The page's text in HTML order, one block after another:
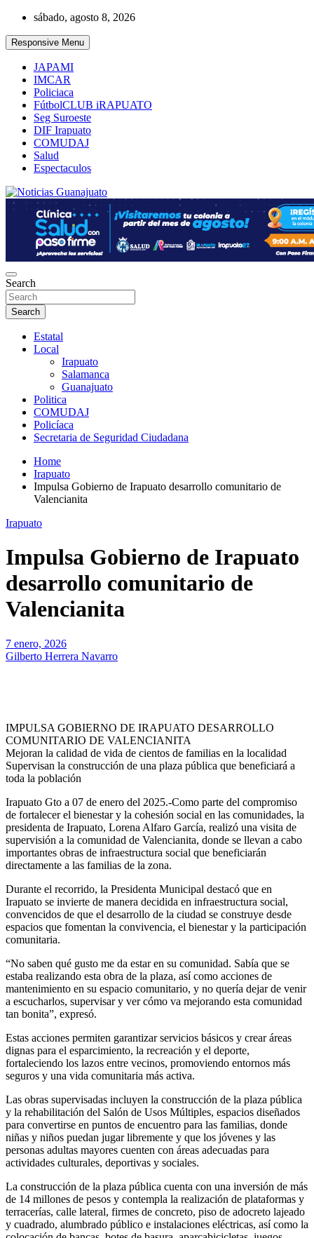
Skip
content
sábado, agosto 8, 2026
Responsive Menu
JAPAMI
IMCAR
Policiaca
FútbolCLUB iRAPUATO
Seg Suroeste
DIF Irapuato
COMUDAJ
Salud
Espectaculos
Noticias Guanajuato
Search
Search
Estatal
Local
Irapuato
Salamanca
Guanajuato
Politica
COMUDAJ
Policíaca
Secretaria de Seguridad Ciudadana
Home
Irapuato
Impulsa Gobierno de Irapuato desarrollo comunitario de
Valencianita
Irapuato
Impulsa Gobierno de Irapuato
desarrollo comunitario de
Valencianita
7 enero, 2026
Gilberto Herrera Navarro
IMPULSA GOBIERNO DE IRAPUATO DESARROLLO
COMUNITARIO DE VALENCIANITA
Mejoran la calidad de vida de cientos de familias en la localidad
Supervisan la construcción de una plaza pública que beneficiará a
toda la población
Irapuato Gto a 07 de enero del 2025.-Como parte del compromiso
de fortalecer el bienestar y la cohesión social en las comunidades, la
presidenta de Irapuato, Lorena Alfaro García, realizó una visita de
supervisión a la comunidad de Valencianita, donde se llevan a cabo
importantes obras de infraestructura social que beneficiarán
directamente a las familias de la zona.
Durante el recorrido, la Presidenta Municipal destacó que en
Irapuato se invierte de manera decidida en infraestructura social,
convencidos de que el desarrollo de la ciudad se construye desde
espacios que fomentan la convivencia, el bienestar y la participación
comunitaria.
“No saben qué gusto me da estar en su comunidad. Sabía que se
estaba realizando esta obra de la plaza, así como acciones de
mantenimiento en su espacio comunitario, y no quería dejar de venir
a escucharlos, supervisar y ver cómo va mejorando esta comunidad
tan bonita”, expresó.
Estas acciones permiten garantizar servicios básicos y crear áreas
dignas para el esparcimiento, la recreación y el deporte,
fortaleciendo los lazos entre vecinos, promoviendo entornos más
seguros y una vida comunitaria más activa.
Las obras supervisadas incluyen la construcción de la plaza pública
y la rehabilitación del Salón de Usos Múltiples, espacios diseñados
para convertirse en puntos de encuentro para las familias, donde
niñas y niños puedan jugar libremente y que los jóvenes y las
personas adultas mayores cuenten con áreas adecuadas para
actividades culturales, deportivas y sociales.
La construcción de la plaza pública cuenta con una inversión de más
de 14 millones de pesos y contempla la realización de plataformas y
terracerías, calle lateral, firmes de concreto, piso de adocreto lajeado
y cuadrado, alumbrado público e instalaciones eléctricas, así como la